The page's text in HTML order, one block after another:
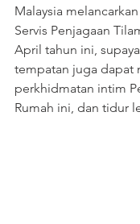
Malaysia
Servis Penjagaan
April tahun ini,
tempatan juga dapat
perkhidmatan intim
Rumah ini, dan tidur